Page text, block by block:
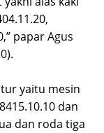
papar Agus
yaitu mesin
dan
dan roda tiga